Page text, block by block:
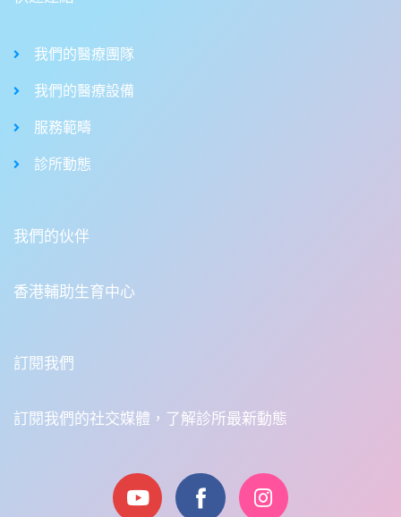
我們的醫療團隊
我們的醫療設備
服務範疇
診所動態
我們的伙伴
香港輔助生育中心
訂閱我們
訂閱我們的社交媒體，了解診所最新動態